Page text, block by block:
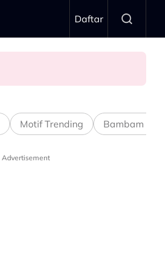
Daftar
Motif Trending Bambam
Advertisement